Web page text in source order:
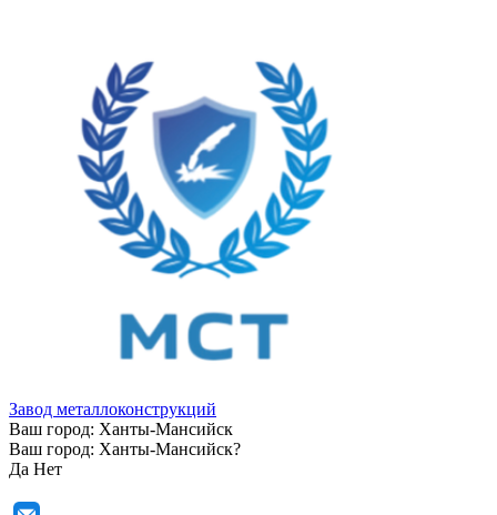
Завод металлоконструкций
Ваш город: Ханты-Мансийск
Ваш город: Ханты-Мансийск?
Да Нет